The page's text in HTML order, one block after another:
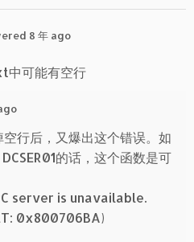
8 年 ago
中可能有空行
行后，又爆出这个错误。如
的话，这个函数是可
server is unavailable.
0x800706BA)